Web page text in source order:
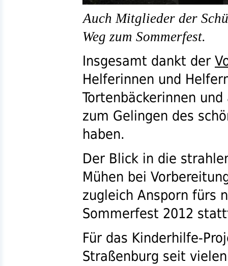
Auch Mitglieder der
Weg zum Sommerfest.
Insgesamt dankt der
Helferinnen und
Tortenbäckerinnen
zum Gelingen des
haben.
Der Blick in die
Mühen bei
zugleich Ansporn fürs
Sommerfest 2012
Für das Kinderhilfe-
Straßenburg seit